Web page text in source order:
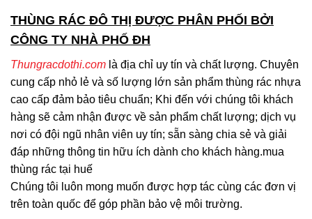
THÙNG RÁC ĐÔ THỊ ĐƯỢC PHÂN PHỐI BỞI
CÔNG TY NHÀ PHỐ ĐH
Thungracdothi.com là địa chỉ uy tín và chất lượng. Chuyên
cung cấp nhỏ lẻ và số lượng lớn sản phẩm thùng rác nhựa
cao cấp đảm bảo tiêu chuẩn; Khi đến với chúng tôi khách
hàng sẽ cảm nhận được về sản phẩm chất lượng; dịch vụ
nơi có đội ngũ nhân viên uy tín; sẵn sàng chia sẻ và giải
đáp những thông tin hữu ích dành cho khách hàng.mua
thùng rác tại huế
Chúng tôi luôn mong muốn được hợp tác cùng các đơn vị
trên toàn quốc để góp phần bảo vệ môi trường.